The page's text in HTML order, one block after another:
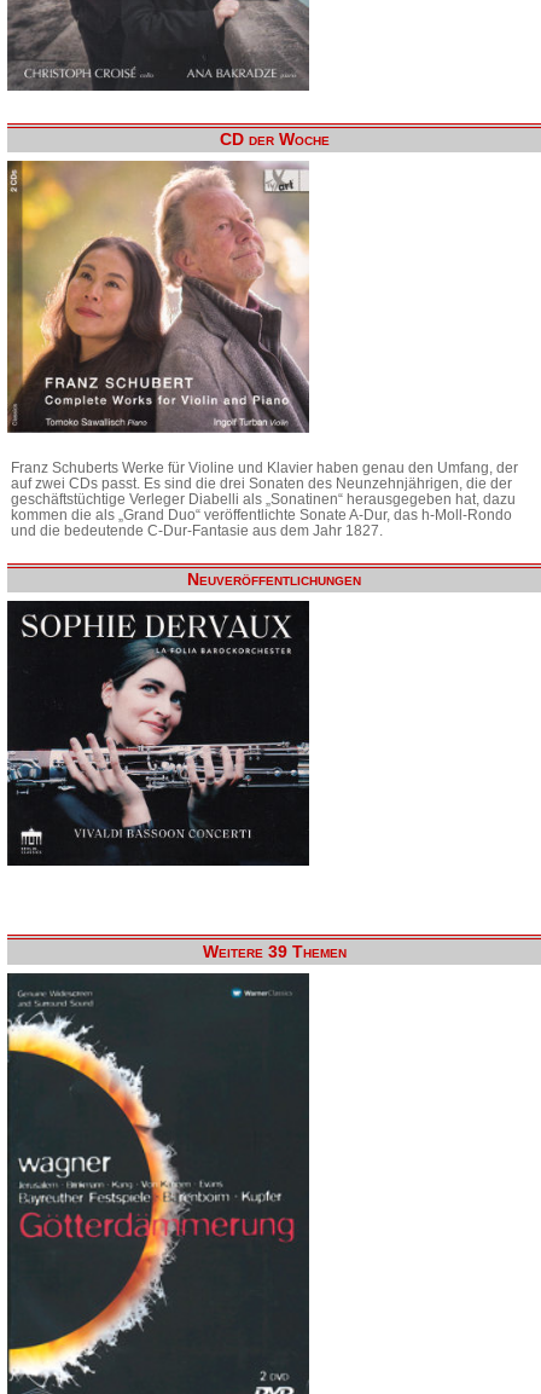
CD der Woche
Franz Schuberts Werke für Violine und Klavier haben genau den Umfang, der
auf zwei CDs passt. Es sind die drei Sonaten des Neunzehnjährigen, die der
geschäftstüchtige Verleger Diabelli als „Sonatinen“ herausgegeben hat, dazu
kommen die als „Grand Duo“ veröffentlichte Sonate A-Dur, das h-Moll-Rondo
und die bedeutende C-Dur-Fantasie aus dem Jahr 1827.
Neuveröffentlichungen
Weitere 39 Themen